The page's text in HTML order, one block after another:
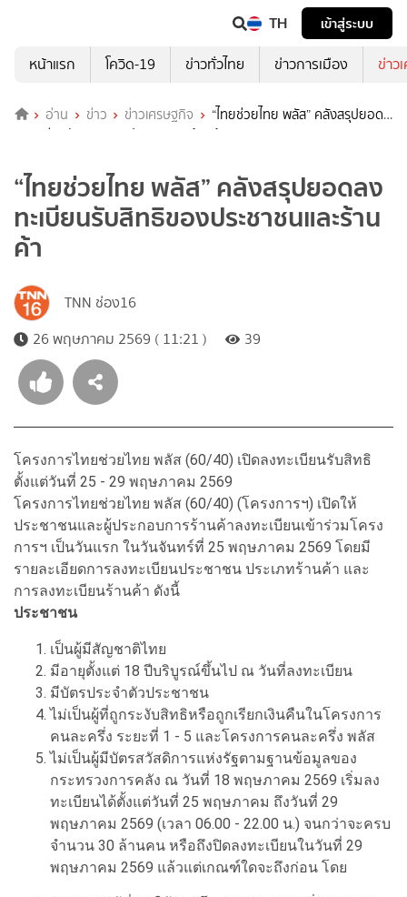
TH
เข้าสู่ระบบ
หน้าแรก
โควิด-19 ข่าวทั่วไทย ข่าวการเมือง ข่าว
อ่าน ข่าว ข่าวเศรษฐกิจ
“ไทยช่วยไทย พลัส” คลังสรุปยอด
ลงทะเบียนรับสิทธิของประชาชนและร้านค้า
“ไทยช่วยไทย พลัส” คลังสรุปยอดลง
ทะเบียนรับสิทธิของประชาชนและร้าน
ค้า
TNN ช่อง16
26 พฤษภาคม 2569 ( 11:21 )
39
โครงการไทยช่วยไทย พลัส (60/40) เปิดลงทะเบียนรับสิทธิ
ตั้งแต่วันที่ 25 - 29 พฤษภาคม 2569
โครงการไทยช่วยไทย พลัส (60/40) (โครงการฯ) เปิดให้
ประชาชนและผู้ประกอบการร้านค้าลงทะเบียนเข้าร่วมโครง
การฯ เป็นวันแรก ในวันจันทร์ที่ 25 พฤษภาคม 2569 โดยมี
รายละเอียดการลงทะเบียนประชาชน ประเภทร้านค้า และ
การลงทะเบียนร้านค้า ดังนี้
ประชาชน
เป็นผู้มีสัญชาติไทย
มีอายุตั้งแต่ 18 ปีบริบูรณ์ขึ้นไป ณ วันที่ลงทะเบียน
มีบัตรประจำตัวประชาชน
ไม่เป็นผู้ที่ถูกระงับสิทธิหรือถูกเรียกเงินคืนในโครงการ
คนละครึ่ง ระยะที่ 1 - 5 และโครงการคนละครึ่ง พลัส
ไม่เป็นผู้มีบัตรสวัสดิการแห่งรัฐตามฐานข้อมูลของ
กระทรวงการคลัง ณ วันที่ 18 พฤษภาคม 2569 เริ่มลง
ทะเบียนได้ตั้งแต่วันที่ 25 พฤษภาคม ถึงวันที่ 29
พฤษภาคม 2569 (เวลา 06.00 - 22.00 น.) จนกว่าจะครบ
จำนวน 30 ล้านคน หรือถึงปิดลงทะเบียนในวันที่ 29
พฤษภาคม 2569 แล้วแต่เกณฑ์ใดจะถึงก่อน โดย